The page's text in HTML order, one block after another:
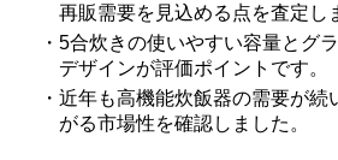
再販需要を見込める点を査定し
5合炊きの使いやすい容量とグ
デザインが評価ポイントです。
近年も高機能炊飯器の需要が続
がる市場性を確認しました。